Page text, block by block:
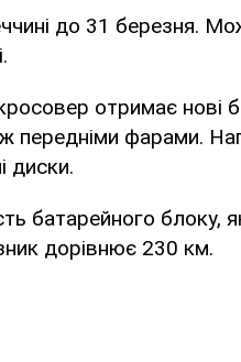
до 31 березня.
отримає нові
передніми фарами.
диски.
батарейного блоку,
дорівнює 230 км.